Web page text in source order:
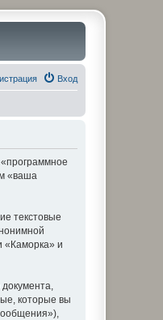
Вход
«ваша
текстовые
«Каморка» и
которые вы